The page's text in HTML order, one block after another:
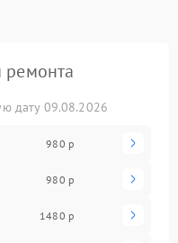
ремонта
дату 09.08.2026
980 р
980 р
1480 р